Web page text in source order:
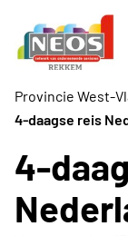
Provincie West-
4-daagse reis
4-